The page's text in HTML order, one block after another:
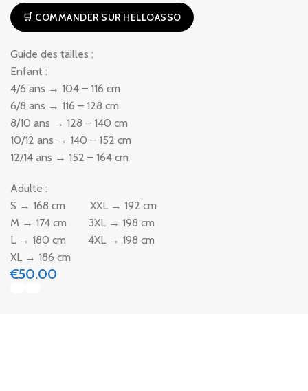
🛒 COMMANDER SUR HELLOASSO
Guide des tailles :
Enfant :
4/6 ans → 104 – 116 cm
6/8 ans → 116 – 128 cm
8/10 ans → 128 – 140 cm
10/12 ans → 140 – 152 cm
12/14 ans → 152 – 164 cm
Adulte :
S → 168 cm XXL → 192 cm
M → 174 cm 3XL → 198 cm
L → 180 cm 4XL → 198 cm
XL → 186 cm
€50.00